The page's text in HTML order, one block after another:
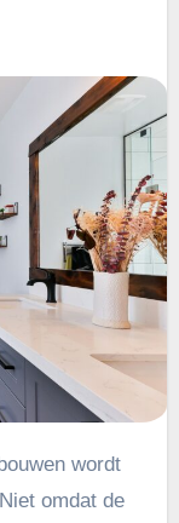
omdat de